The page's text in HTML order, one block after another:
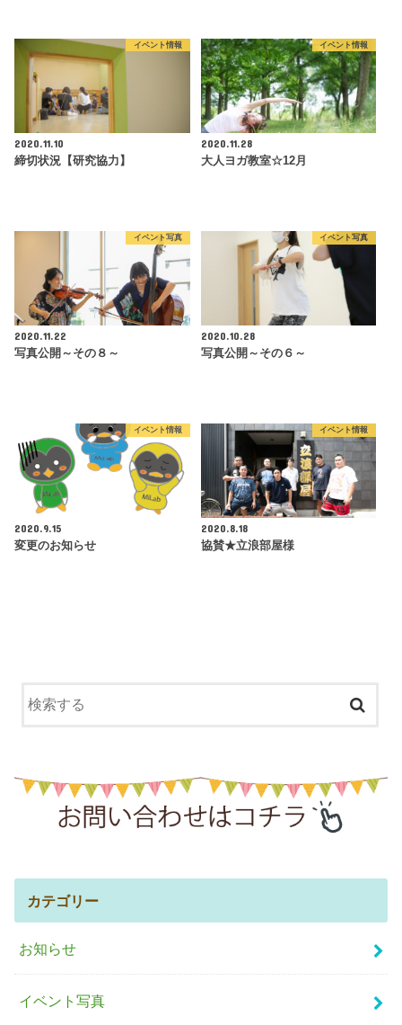
イベント情報
2020.11.10
締切状況【研究協力】
イベント情報
2020.11.28
大人ヨガ教室☆12月
イベント写真
2020.11.22
写真公開～その８～
イベント写真
2020.10.28
写真公開～その６～
イベント情報
2020.9.15
変更のお知らせ
イベント情報
2020.8.18
協賛★立浪部屋様
カテゴリー
お知らせ
イベント写真